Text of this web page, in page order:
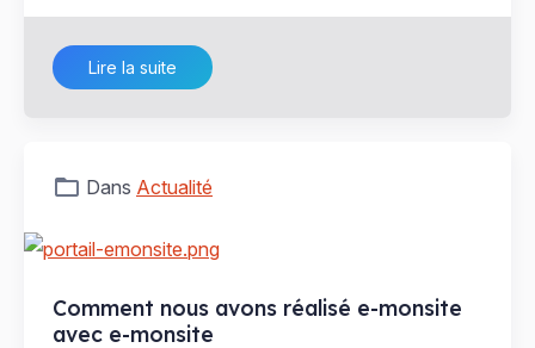
Lire la suite
Dans Actualité
Comment nous avons réalisé e-monsite
avec e-monsite